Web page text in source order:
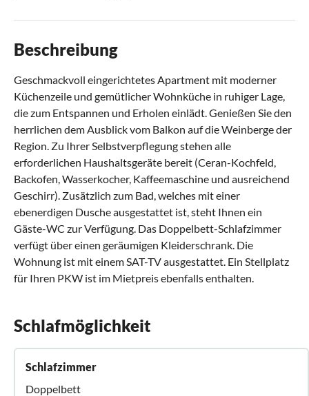
Beschreibung
Geschmackvoll eingerichtetes Apartment mit moderner
Küchenzeile und gemütlicher Wohnküche in ruhiger Lage,
die zum Entspannen und Erholen einlädt. Genießen Sie den
herrlichen dem Ausblick vom Balkon auf die Weinberge der
Region. Zu Ihrer Selbstverpflegung stehen alle
erforderlichen Haushaltsgeräte bereit (Ceran-Kochfeld,
Backofen, Wasserkocher, Kaffeemaschine und ausreichend
Geschirr). Zusätzlich zum Bad, welches mit einer
ebenerdigen Dusche ausgestattet ist, steht Ihnen ein
Gäste-WC zur Verfügung. Das Doppelbett-Schlafzimmer
verfügt über einen geräumigen Kleiderschrank. Die
Wohnung ist mit einem SAT-TV ausgestattet. Ein Stellplatz
für Ihren PKW ist im Mietpreis ebenfalls enthalten.
Schlafmöglichkeit
Schlafzimmer
Doppelbett